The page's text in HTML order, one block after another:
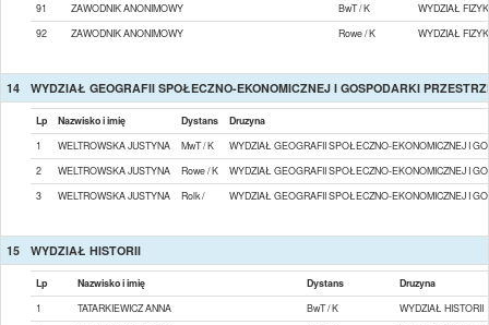
91
ZAWODNIK ANONIMOWY BwT / K
WYDZIAŁ
92
ZAWODNIK ANONIMOWY Rowe / K WYDZIAŁ
14 WYDZIAŁ GEOGRAFII SPOŁECZNO-EKONOMICZNEJ I GOSPODARKI
Lp Nazwisko i imię Dystans
Druzyna
1
WELTROWSKA JUSTYNA MwT / K
WYDZIAŁ GEOGRAFII SPOŁECZNO-EKONOMICZNEJ I
2
WELTROWSKA JUSTYNA Rowe / K
WYDZIAŁ GEOGRAFII SPOŁECZNO-EKONOMICZNEJ I
3
WELTROWSKA JUSTYNA Rolk / WYDZIAŁ GEOGRAFII SPOŁECZNO-EKONOMICZNEJ I
15 WYDZIAŁ HISTORII
Lp Nazwisko i imię Dystans
Druzyna
1
TATARKIEWICZ ANNA BwT / K
WYDZIAŁ HISTORII